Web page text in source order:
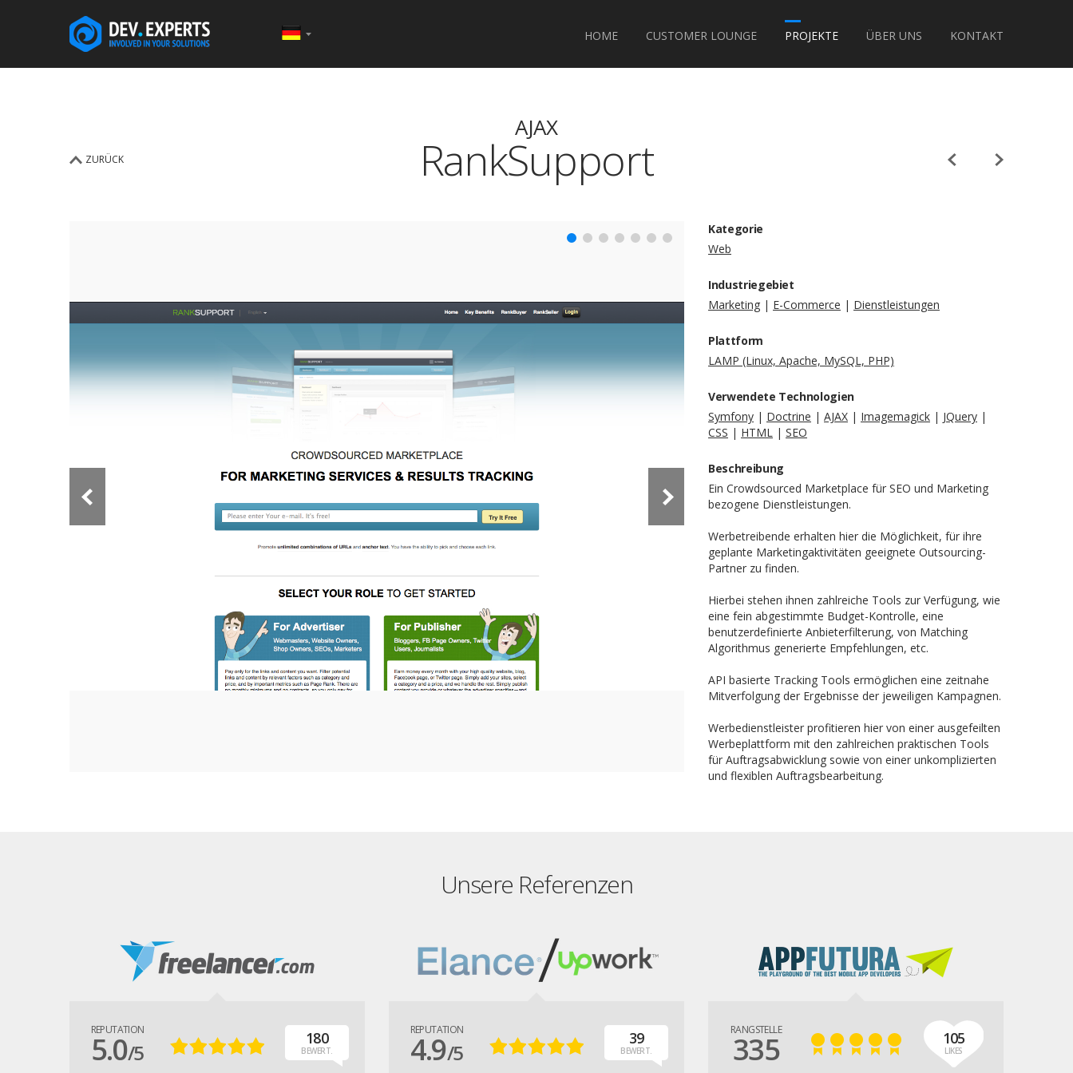
HOME CUSTOMER LOUNGE PROJEKTE ÜBER UNS KONTAKT
AJAX
RankSupport
ZURÜCK
Kategorie
Web
Industriegebiet
Marketing | E-Commerce | Dienstleistungen
Plattform
LAMP (Linux, Apache, MySQL, PHP)
Verwendete Technologien
Symfony | Doctrine | AJAX | Imagemagick | JQuery |
CSS | HTML | SEO
Beschreibung
Ein Crowdsourced Marketplace für SEO und Marketing
bezogene Dienstleistungen.
Werbetreibende erhalten hier die Möglichkeit, für ihre
geplante Marketingaktivitäten geeignete Outsourcing-
Partner zu finden.
Hierbei stehen ihnen zahlreiche Tools zur Verfügung, wie
eine fein abgestimmte Budget-Kontrolle, eine
benutzerdefinierte Anbieterfilterung, von Matching
Algorithmus generierte Empfehlungen, etc.
API basierte Tracking Tools ermöglichen eine zeitnahe
Mitverfolgung der Ergebnisse der jeweiligen Kampagnen.
Werbedienstleister profitieren hier von einer ausgefeilten
Werbeplattform mit den zahlreichen praktischen Tools
für Auftragsabwicklung sowie von einer unkomplizierten
und flexiblen Auftragsbearbeitung.
Unsere Referenzen
REPUTATION
5.0/5
180
BEWERT.
REPUTATION
4.9/5
39
BEWERT.
RANGSTELLE
335 105
LIKES